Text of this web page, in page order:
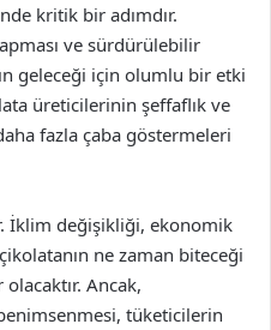
kritik bir adımdır.
ve sürdürülebilir
geleceği için olumlu bir etki
üreticilerinin şeffaflık ve
fazla çaba göstermeleri
İklim değişikliği, ekonomik
ne zaman biteceği
Ancak,
tüketicilerin